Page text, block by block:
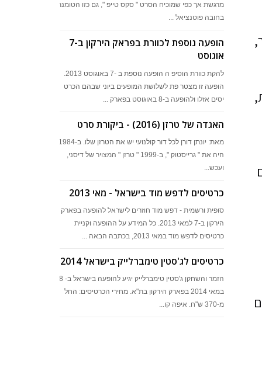
מרגשת אך כפי שמוכיח הסרט " סקס טייפ ", גם כזו הטומנת
בחובה פוטנציאל ...
הופעה נוספת לכוורת בפראק הירקון ב-7
אוגוסט
הופעה זו מצטר פת לשלושת המופעים ביוני שבהם הכרט
יסים אזלו ולהופעה ב-8 באוגוסט בפארק ...
האגדה של טרזן (2016) - ביקורת סרט
מאת: יונתן דורן לכל דור קולנועי יש את הטרזן שלו. ב-1984
היה את " גרייסטוק ", ב-1999 " טרזן " המצויר של דיסני,
ועכש...
כרטיסים לדפש מוד בישראל - מאי 2013
סופית ורשמית - דפש מוד חוזרים לישראל להופעה בפארק
הירקון ב-7 למאי 2013. כל המידע על ההופעה וקניית
כרטיסים לדפש מוד במאי 2013, בכתבה הבאה ...
כרטיסים לג'סטין טימברלייק בישראל 2014
הזמר והשחקן ג'סטין טימברלייק יגיע להופעה בישראל ב- 28
במאי 2014 בפארק הירקון בת"א. מחירי הכרטיסים: החל
מ-370 ש"ח. איפה קו...